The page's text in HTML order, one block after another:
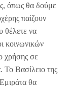
όπως θα δούμε
παίζουν
θέλετε να
κοινωνικών
χρήσης σε
Το Βασίλειο της
θα